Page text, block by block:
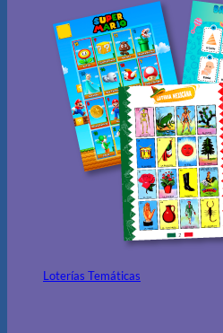
Loterías Temáticas